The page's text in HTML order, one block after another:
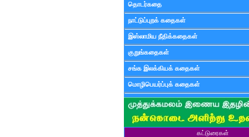
தொடர்கதை
நாட்டுப்புறக் கதைகள்
இஸ்லாமிய நீதிக்கதைகள்
குறுங்கதைகள்
சங்க இலக்கியக் கதைகள்
மொழிபெயர்ப்புக் கதைகள்
கட்டுரைகள்